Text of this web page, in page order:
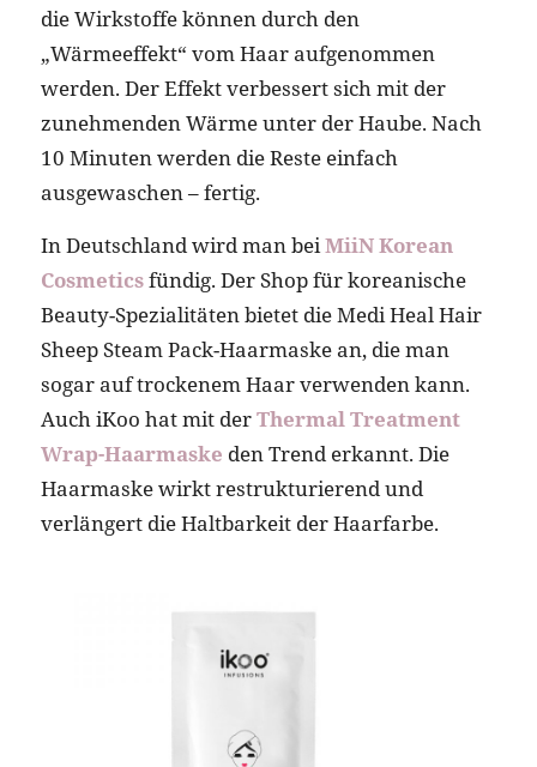
die Wirkstoffe können durch den
„Wärmeeffekt“ vom Haar aufgenommen
werden. Der Effekt verbessert sich mit der
zunehmenden Wärme unter der Haube. Nach
10 Minuten werden die Reste einfach
ausgewaschen – fertig.
In Deutschland wird man beiMiiN Korean
Cosmeticsfündig. Der Shop für koreanische
Beauty-Spezialitäten bietet die Medi Heal Hair
Sheep Steam Pack-Haarmaske an, die man
sogar auf trockenem Haar verwenden kann.
Auch iKoo hat mit derThermal Treatment
Wrap-Haarmaske den Trend erkannt. Die
Haarmaske wirkt restrukturierend und
verlängert die Haltbarkeit der Haarfarbe.